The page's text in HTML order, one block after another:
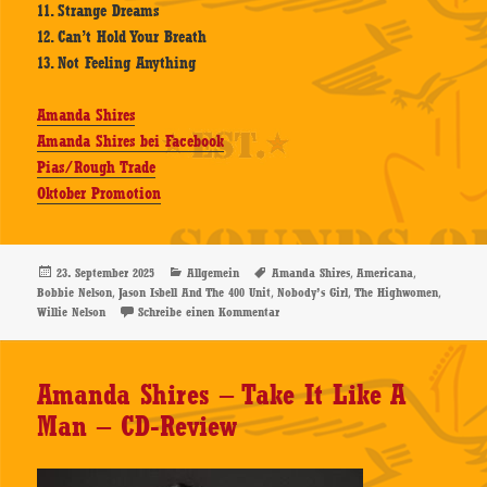
11. Strange Dreams
12. Can’t Hold Your Breath
13. Not Feeling Anything
Amanda Shires
Amanda Shires bei Facebook
Pias/Rough Trade
Oktober Promotion
Veröffentlicht
am
23. September 2025 Kategorien
Allgemein Schlagwörter
Amanda Shires,Americana,
Bobbie Nelson,Jason Isbell And The 400 Unit,Nobody’s Girl,The Highwomen,
Willie Nelson Schreibe einen Kommentarzu Amanda Shires – Nobody’s Girl –
Amanda Shires – Take It Like A
Man – CD-Review